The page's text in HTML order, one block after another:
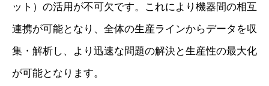
ット）の活用が不可欠です。これにより機器間の相互
連携が可能となり、全体の生産ラインからデータを収
集・解析し、より迅速な問題の解決と生産性の最大化
が可能となります。